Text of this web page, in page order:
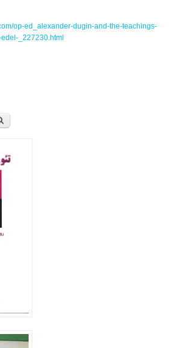
op-ed_alexander-dugin-and-the-teachings-
_227230.html
جستجو